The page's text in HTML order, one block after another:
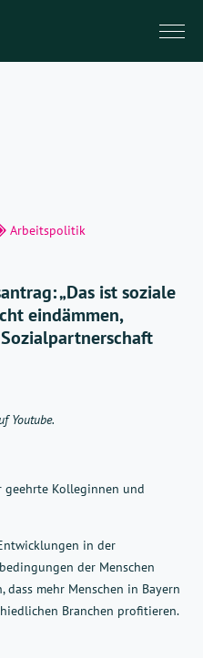
Arbeitspolitik
„Das ist soziale
eindämmen,
Youtube.
geehrte Kolleginnen und
in der
der Menschen
dass mehr Menschen in Bayern
Branchen profitieren.